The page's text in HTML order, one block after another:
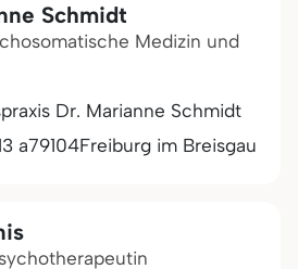
Schmidt
Medizin und
Dr. Marianne Schmidt
a79104Freiburg im Breisgau